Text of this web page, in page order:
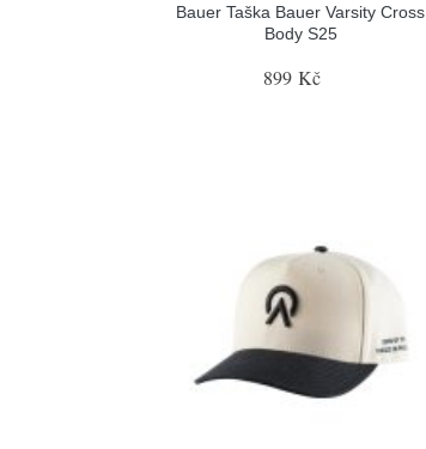
Bauer Taška Bauer Varsity Cross
Body S25
899 Kč